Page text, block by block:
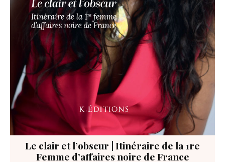
Le clair et l’obscur | Itinéraire de la 1re
Femme d’affaires noire de France